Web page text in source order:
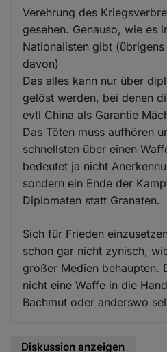
Verehrung des
gesehen. Genauso, wie es
Nationalisten gibt
davon)
Das alles kann nur über
gelöst werden, bei denen
evtl China als Garantie
Das Töten muss aufhören
schnellsten über einen
bedeutet ja nicht
sondern ein Ende der
Diplomaten statt Granaten.
Sich für Frieden
schon gar nicht zynisch,
großer Medien behaupten.
nicht eine Waffe in die
Bachmut oder anderswo
Diskussion anzeigen